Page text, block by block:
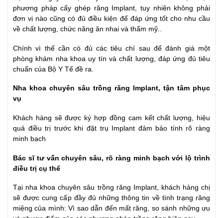
phương pháp cấy ghép răng Implant, tuy nhiên không phải
đơn vị nào cũng có đủ điều kiện để đáp ứng tốt cho nhu cầu
về chất lượng, chức năng ăn nhai và thẩm mỹ..
Chính vì thế cần có đủ các tiêu chí sau để đánh giá một
phòng khám nha khoa uy tín và chất lượng, đáp ứng đủ tiêu
chuẩn của Bộ Y Tế đề ra.
Nha khoa chuyên sâu trồng răng Implant, tận tâm phục
vụ
Khách hàng sẽ được ký hợp đồng cam kết chất lượng, hiệu
quả điều trị trước khi đặt trụ Implant đảm bảo tính rõ ràng
minh bạch
Bác sĩ tư vấn chuyên sâu, rõ ràng minh bạch với lộ trình
điều trị cụ thể
Tại nha khoa chuyên sâu trồng răng Implant, khách hàng chị
sẽ được cung cấp đầy đủ những thông tin về tình trạng răng
miệng của mình: Vì sao dẫn đến mất răng, so sánh những ưu